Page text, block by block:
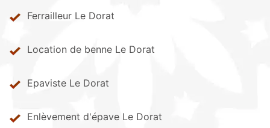
Ferrailleur Le Dorat
Location de benne Le Dorat
Epaviste Le Dorat
Enlèvement d'épave Le Dorat